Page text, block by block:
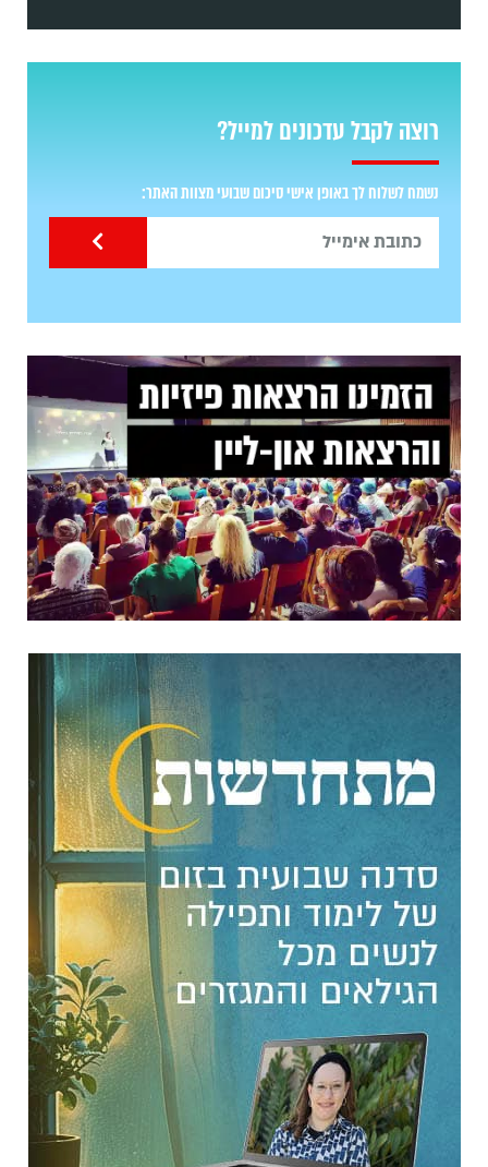
רוצה לקבל עדכונים למייל?
נשמח לשלוח לך באופן אישי סיכום שבועי מצוות האתר: